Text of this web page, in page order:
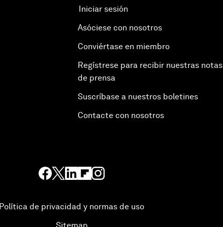
Iniciar sesión
Asóciese con nosotros
Conviértase en miembro
Regístrese para recibir nuestras notas
de prensa
Suscríbase a nuestros boletines
Contacte con nosotros
Política de privacidad y normas de uso